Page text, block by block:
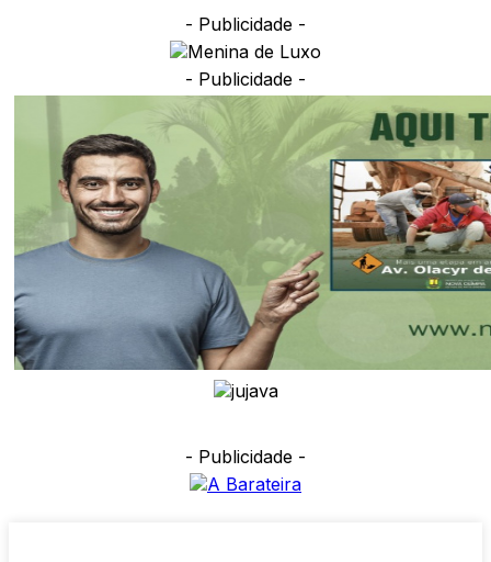
- Publicidade -
- Publicidade -
- Publicidade -